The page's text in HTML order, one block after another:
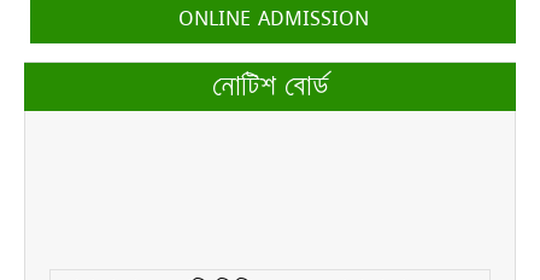
ONLINE ADMISSION
নোটিশ বোর্ড